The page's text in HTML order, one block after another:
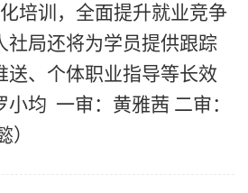
培训，全面提升就业竞争
社局还将为学员提供跟踪
送、个体职业指导等长效
小均 一审：黄雅茜 二审：
）